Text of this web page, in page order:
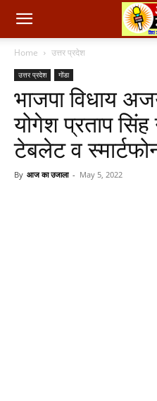
Home उत्तर प्रदेश
उत्तर प्रदेश गोंडा
भाजपा विधाय
योगेश प्रताप
टेबलेट व
By आज का उजाला - May 5, 2022